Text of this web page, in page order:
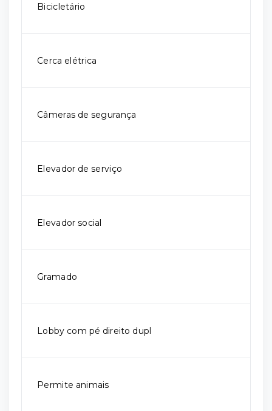
Bicicletário
Cerca elétrica
Câmeras de segurança
Elevador de serviço
Elevador social
Gramado
Lobby com pé direito dupl
Permite animais